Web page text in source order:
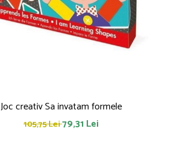
Joc creativ Sa invatam formele
105,75 Lei79,31 Lei